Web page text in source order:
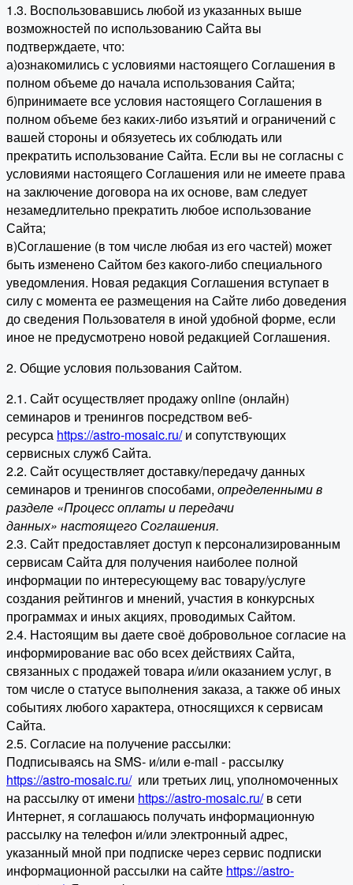
1.3. Воспользовавшись любой из указанных выше
возможностей по использованию Сайта вы
подтверждаете, что:
а)ознакомились с условиями настоящего Соглашения в
полном объеме до начала использования Сайта;
б)принимаете все условия настоящего Соглашения в
полном объеме без каких-либо изъятий и ограничений с
вашей стороны и обязуетесь их соблюдать или
прекратить использование Сайта. Если вы не согласны с
условиями настоящего Соглашения или не имеете права
на заключение договора на их основе, вам следует
незамедлительно прекратить любое использование
Сайта;
в)Соглашение (в том числе любая из его частей) может
быть изменено Сайтом без какого-либо специального
уведомления. Новая редакция Соглашения вступает в
силу с момента ее размещения на Сайте либо доведения
до сведения Пользователя в иной удобной форме, если
иное не предусмотрено новой редакцией Соглашения.
2. Общие условия пользования Сайтом.
2.1. Сайт осуществляет продажу online (онлайн)
семинаров и тренингов посредством веб-
ресурса https://astro-mosaic.ru/и сопутствующих
сервисных служб Сайта.
2.2. Сайт осуществляет доставку/передачу данных
семинаров и тренингов способами, определенными в
разделе «Процесс оплаты и передачи
данных» настоящего Соглашения.
2.3. Сайт предоставляет доступ к персонализированным
сервисам Сайта для получения наиболее полной
информации по интересующему вас товару/услуге
создания рейтингов и мнений, участия в конкурсных
программах и иных акциях, проводимых Сайтом.
2.4. Настоящим вы даете своё добровольное согласие на
информирование вас обо всех действиях Сайта,
связанных с продажей товара и/или оказанием услуг, в
том числе о статусе выполнения заказа, а также об иных
событиях любого характера, относящихся к сервисам
Сайта.
2.5. Согласие на получение рассылки:
Подписываясь на SMS- и/или e-mail - рассылку
https://astro-mosaic.ru/или третьих лиц, уполномоченных
на рассылку от имени https://astro-mosaic.ru/в сети
Интернет, я соглашаюсь получать информационную
рассылку на телефон и/или электронный адрес,
указанный мной при подписке через сервис подписки
информационной рассылки на сайте https://astro-